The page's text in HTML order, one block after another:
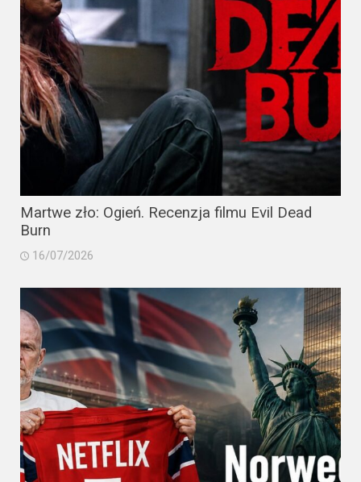
Martwe zło: Ogień. Recenzja filmu Evil Dead
Burn
16/07/2026